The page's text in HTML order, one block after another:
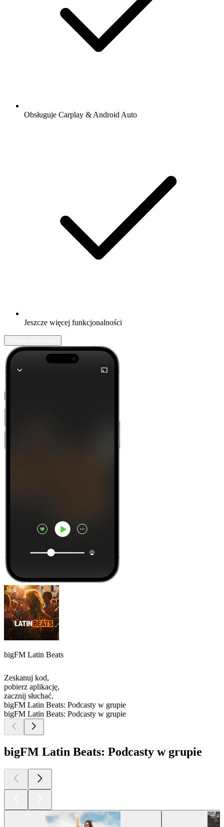
Obsługuje Carplay & Android Auto
Jeszcze więcej funkcjonalności
bigFM Latin Beats
Zeskanuj kod,
pobierz aplikację,
zacznij słuchać.
bigFM Latin Beats: Podcasty w grupie
bigFM Latin Beats: Podcasty w grupie
bigFM Latin Beats: Podcasty w grupie